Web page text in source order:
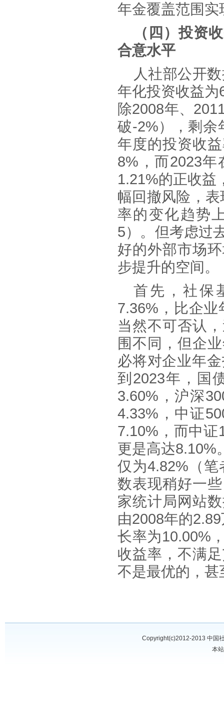
年金覆盖范围
（ 四 ）投资
合意水平
人社部公开
年化投资收益
除2008年、
破-2%），剩余
年度的投资收
8%，而2023
1.21%的正收益
幅回撤风险，
率的变化趋势
5）。但考虑过
好的外部市场
步提升的空间。
首先，社保
7.36% ，比企
当然不可否认
围不同，但企
必将对企业年
到2023年 ，国
3.60%，沪深
4.33%，中证
7.10%，而中证
更是高达8.10%
仅为4.82%（
数表现稍好一
家统计局网站
由2008年的
长率为10.00%
收益率，不满
不是最优的，
Copyright(c)2012-2013 中国
本